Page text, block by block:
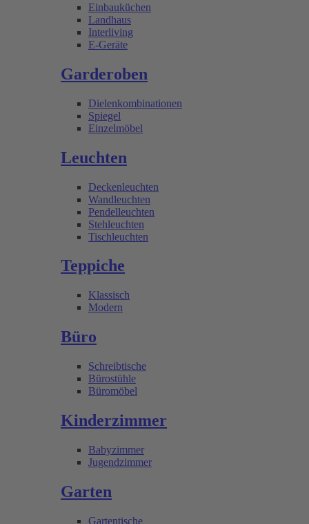
Einbauküchen
Landhaus
Interliving
E-Geräte
Garderoben
Dielenkombinationen
Spiegel
Einzelmöbel
Leuchten
Deckenleuchten
Wandleuchten
Pendelleuchten
Stehleuchten
Tischleuchten
Teppiche
Klassisch
Modern
Büro
Schreibtische
Bürostühle
Büromöbel
Kinderzimmer
Babyzimmer
Jugendzimmer
Garten
Gartentische